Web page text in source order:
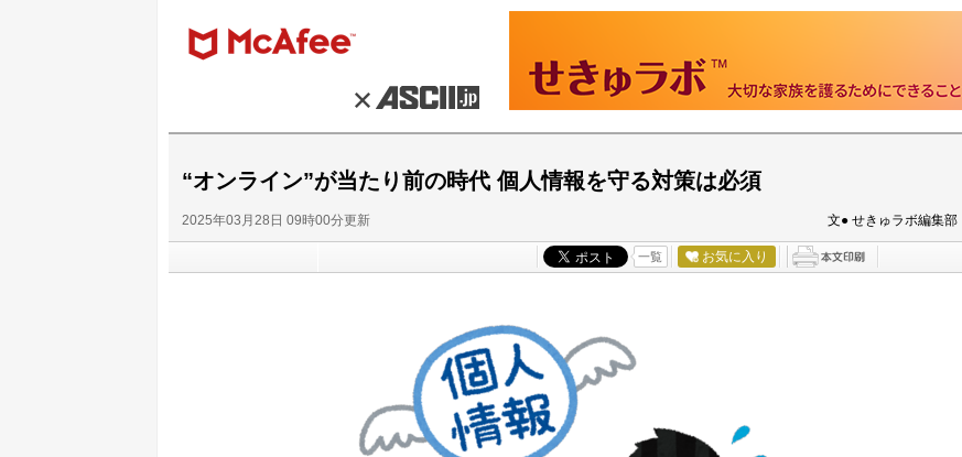
“オンライン”が当たり前の時代 個人情報を守る対策は必須
2025年03月28日 09時00分更新 文● せきゅラボ編集部
一覧 お気に入り